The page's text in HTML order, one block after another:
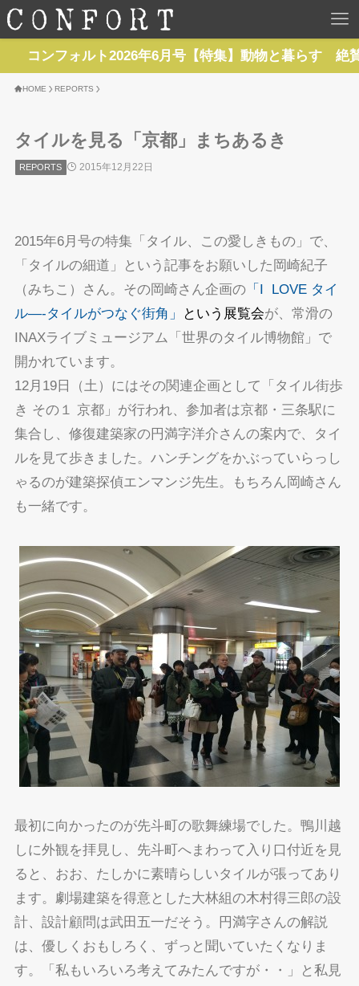
HOME
BACKNUMBER
SERIES
NEWS
ォルト2026年6月号【特集】動物と暮らす 絶賛発売中
HOME REPORTS
タイルを見る「京都」まちあるき
REPORTS 2015年12月22日
2015年6月号の特集「タイル、この愛しきもの」で、
「タイルの細道」という記事をお願いした岡崎紀子
（みちこ）さん。その岡崎さん企画の「I LOVE タイ
ル—-タイルがつなぐ街角」
という展覧会が、常滑の
INAXライブミュージアム「世界のタイル博物館」で
開かれています。
12月19日（土）にはその関連企画として「タイル街歩
き その１ 京都」が行われ、参加者は京都・三条駅に
集合し、修復建築家の円満字洋介さんの案内で、タイ
ルを見て歩きました。ハンチングをかぶっていらっし
ゃるのが建築探偵エンマンジ先生。もちろん岡崎さん
も一緒です。
最初に向かったのが先斗町の歌舞練場でした。鴨川越
しに外観を拝見し、先斗町へまわって入り口付近を見
ると、おお、たしかに素晴らしいタイルが張ってあり
ます。劇場建築を得意とした大林組の木村得三郎の設
計、設計顧問は武田五一だそう。円満字さんの解説
は、優しくおもしろく、ずっと聞いていたくなりま
す。「私もいろいろ考えてみたんですが・・」と私見